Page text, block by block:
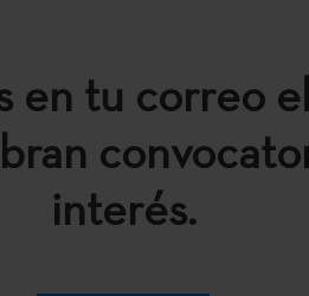
en tu correo
interés.